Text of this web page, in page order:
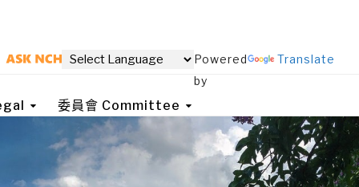
Powered
by
Translate
委員會 Committee